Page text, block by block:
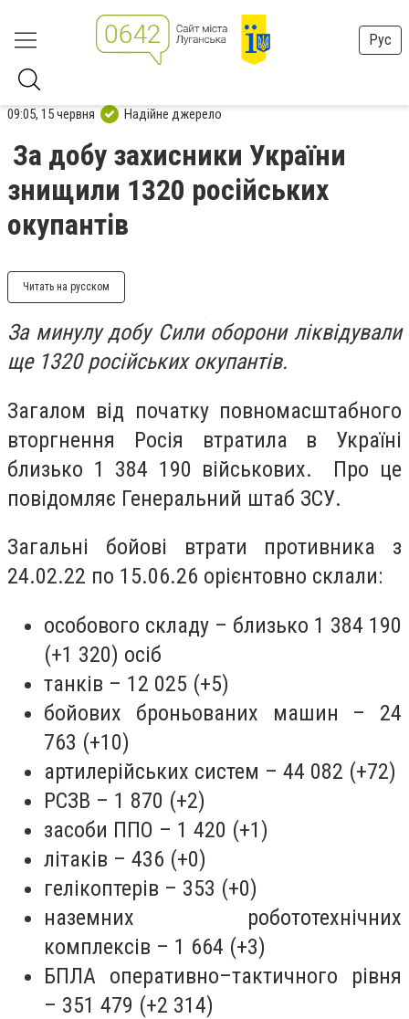
Рус
09:05, 15 червня Надійне джерело
За добу захисники України
знищили 1320 російських
окупантів
Читать на русском
За минулу добу Сили оборони ліквідували
ще 1320 російських окупантів.
Загалом від початку повномасштабного
вторгнення Росія втратила в Україні
близько 1 384 190 військових. Про це
повідомляє Генеральний штаб ЗСУ.
Загальні бойові втрати противника з
24.02.22 по 15.06.26 орієнтовно склали:
особового складу – близько 1 384 190
(+1 320) осіб
танків – 12 025 (+5)
бойових броньованих машин – 24
763 (+10)
артилерійських систем – 44 082 (+72)
РСЗВ – 1 870 (+2)
засоби ППО – 1 420 (+1)
літаків – 436 (+0)
гелікоптерів – 353 (+0)
наземних робототехнічних
комплексів – 1 664 (+3)
БПЛА оперативно–тактичного рівня
– 351 479 (+2 314)